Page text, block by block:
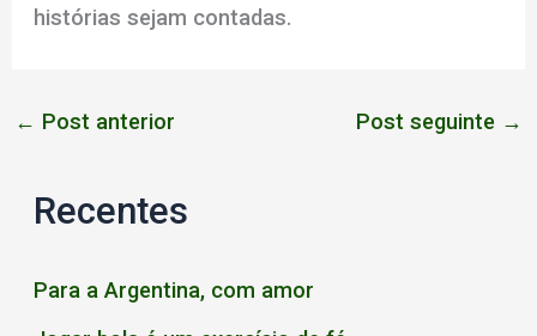
histórias sejam contadas.
← Post anterior Post seguinte →
Recentes
Para a Argentina, com amor